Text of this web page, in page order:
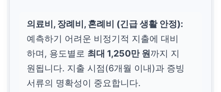
의료비, 장례비, 혼례비 (긴급 생활 안정):
예측하기 어려운 비정기적 지출에 대비
하며, 용도별로 최대 1,250만 원 까지 지
원됩니다. 지출 시점(6개월 이내)과 증빙
서류의 명확성이 중요합니다.